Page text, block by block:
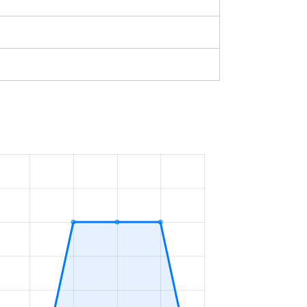
築0年
2023年7～9月
築18年
2023年1～3月
2023年1～3月
築56年